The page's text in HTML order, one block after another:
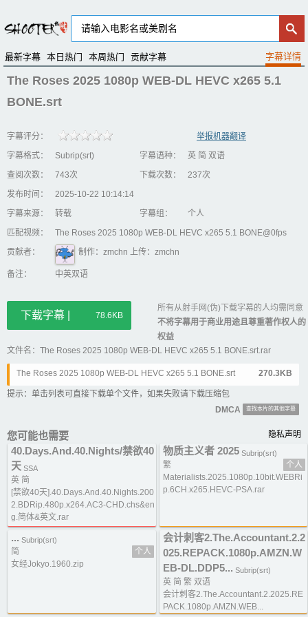
最新字幕 本日热门 本周热门 贡献字幕
The Roses 2025 1080p WEB-DL HEVC x265 5.1
BONE.srt
字幕评分：
举报机器翻译
字幕格式：
Subrip(srt) 字幕语种：
英 简 双语
查阅次数：
743次 下载次数：
237次
发布时间：
2025-10-22 10:14:14
字幕来源：
转载 字幕组：
个人
匹配视频：
The Roses 2025 1080p WEB-DL HEVC x265 5.1 BONE@0fps
贡献者：
制作：zmchn 上传：zmchn
备注： 中英双语
下载字幕 | 78.6KB
所有从射手网(伪)下载字幕的人均需同意
不将字幕用于商业用途且尊重著作权人的
权益
文件名：The Roses 2025 1080p WEB-DL HEVC x265 5.1 BONE.srt.rar
The Roses 2025 1080p WEB-DL HEVC x265 5.1 BONE.srt 270.3KB
提示：单击列表可直接下载单个文件，如果失败请下载压缩包
DMCA
查找本片的其他字幕
您可能也需要 隐私声明
40.Days.And.40.Nights/禁欲40
天 SSA
英 简
[禁欲40天].40.Days.And.40.Nights.200
2.BDRip.480p.x264.AC3-CHD.chs&en
g.简体&英文.rar
物质主义者 2025 Subrip(srt)
繁
个人
Materialists.2025.1080p.10bit.WEBRi
p.6CH.x265.HEVC-PSA.rar
... Subrip(srt)
简
个人
女经Jokyo.1960.zip
会计刺客2.The.Accountant.2.2
025.REPACK.1080p.AMZN.W
EB-DL.DDP5... Subrip(srt)
英 简 繁 双语
会计刺客2.The.Accountant.2.2025.RE
PACK.1080p.AMZN.WEB...